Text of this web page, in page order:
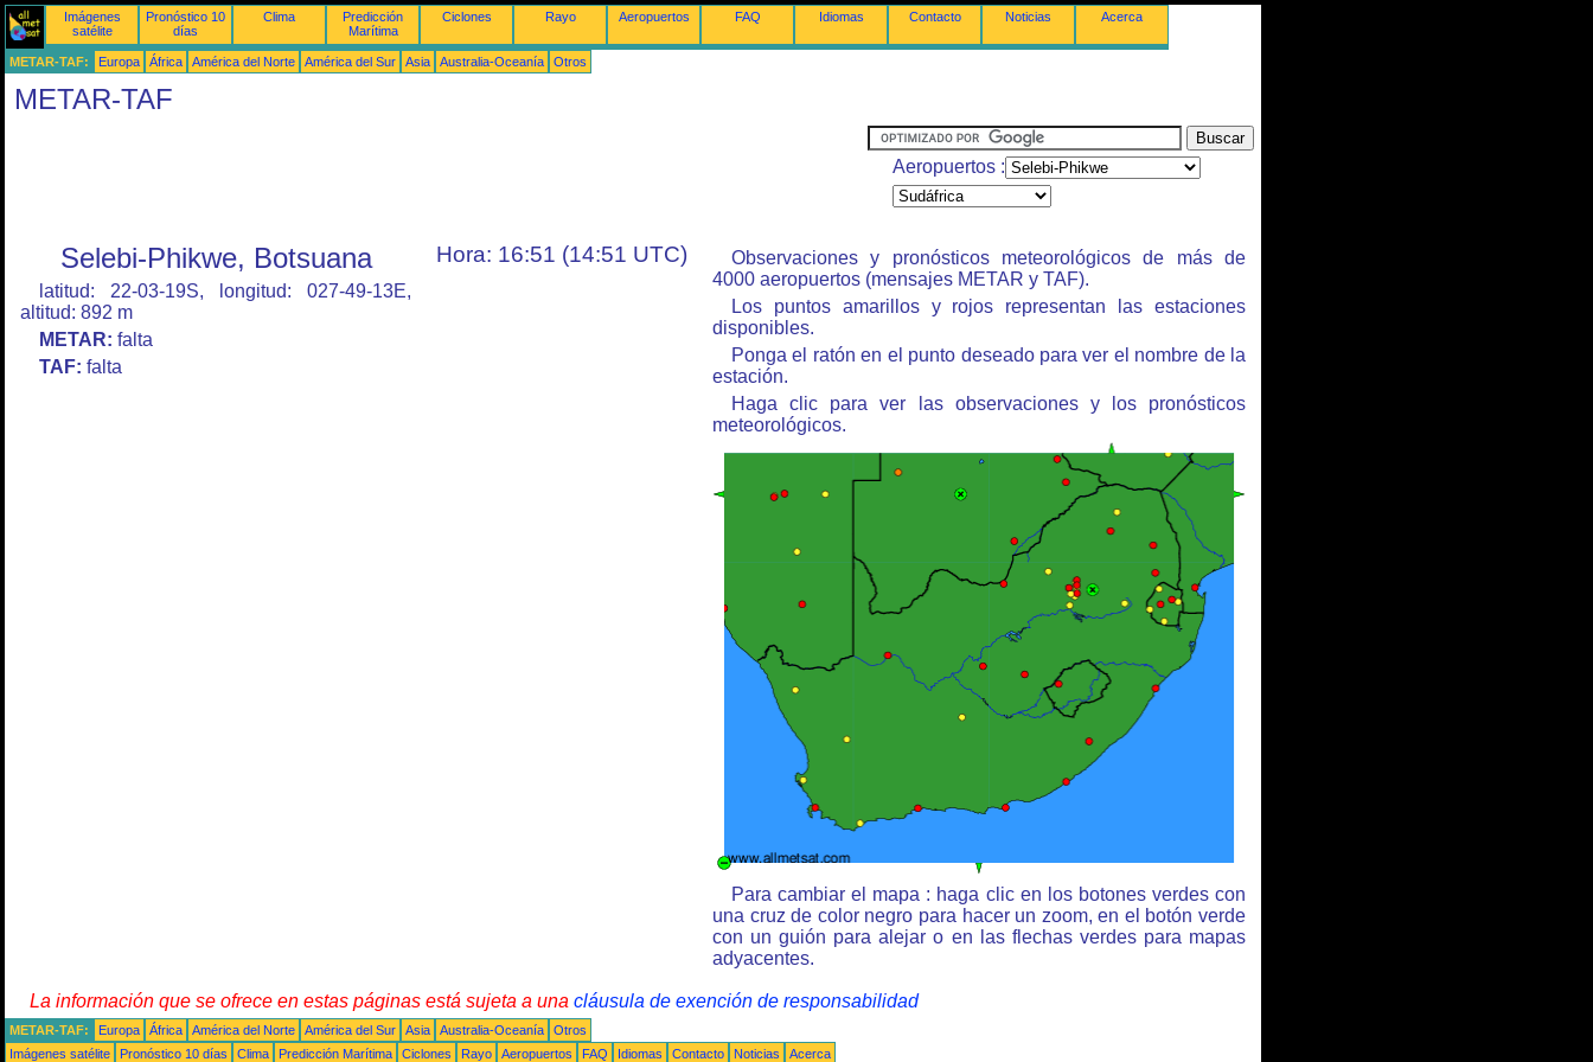
Imágenes
satélite
Pronóstico 10
días
Clima
Predicción
Marítima
Ciclones Rayo Aeropuertos FAQ Idiomas Contacto Noticias Acerca
METAR-TAF: Europa África América del Norte América del Sur Asia Australia-Oceanía Otros
METAR-TAF
Aeropuertos :
Selebi-Phikwe, Botsuana
latitud: 22-03-19S, longitud: 027-49-13E,
altitud: 892 m
METAR: falta
TAF: falta
Hora: 16:51 (14:51 UTC)
Observaciones y pronósticos meteorológicos de más de
4000 aeropuertos (mensajes METAR y TAF).
Los puntos amarillos y rojos representan las estaciones
disponibles.
Ponga el ratón en el punto deseado para ver el nombre de la
estación.
Haga clic para ver las observaciones y los pronósticos
meteorológicos.
Para cambiar el mapa : haga clic en los botones verdes con
una cruz de color negro para hacer un zoom, en el botón verde
con un guión para alejar o en las flechas verdes para mapas
adyacentes.
La información que se ofrece en estas páginas está sujeta a una cláusula de exención de responsabilidad
METAR-TAF: Europa África América del Norte América del Sur Asia Australia-Oceanía
Otros
Imágenes satélite
Pronóstico 10 días Clima Predicción Marítima Ciclones Rayo Aeropuertos FAQ Idiomas Contacto Noticias Acerca